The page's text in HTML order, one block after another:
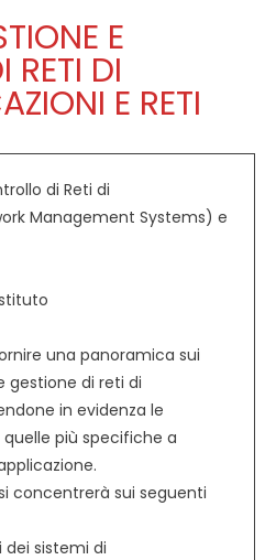
E
RETI DI
E RETI
di Reti di
Management Systems) e
una panoramica sui
gestione di reti di
in evidenza le
più specifiche a
concentrerà sui seguenti
sistemi di